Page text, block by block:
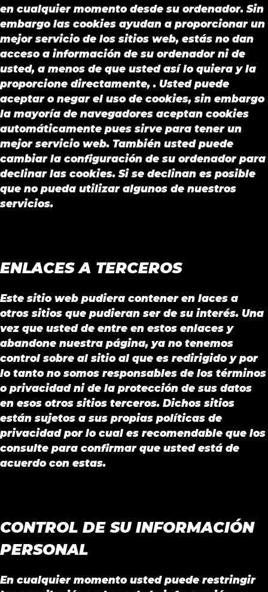
en cualquier momento desde su ordenador. Sin
embargo las cookies ayudan a proporcionar un
mejor servicio de los sitios web, estás no dan
acceso a información de su ordenador ni de
usted, a menos de que usted así lo quiera y la
proporcione directamente, . Usted puede
aceptar o negar el uso de cookies, sin embargo
la mayoría de navegadores aceptan cookies
automáticamente pues sirve para tener un
mejor servicio web. También usted puede
cambiar la configuración de su ordenador para
declinar las cookies. Si se declinan es posible
que no pueda utilizar algunos de nuestros
servicios.
ENLACES A TERCEROS
Este sitio web pudiera contener en laces a
otros sitios que pudieran ser de su interés. Una
vez que usted de entre en estos enlaces y
abandone nuestra página, ya no tenemos
control sobre al sitio al que es redirigido y por
lo tanto no somos responsables de los términos
o privacidad ni de la protección de sus datos
en esos otros sitios terceros. Dichos sitios
están sujetos a sus propias políticas de
privacidad por lo cual es recomendable que los
consulte para confirmar que usted está de
acuerdo con estas.
CONTROL DE SU INFORMACIÓN
PERSONAL
En cualquier momento usted puede restringir